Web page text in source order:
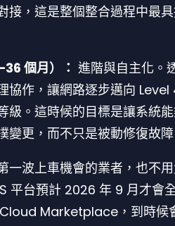
接，這是整個整合過程中最
個月）： 進階與自主化。
協作，讓網路逐步邁向 Level
級。這時候的目標是讓系統
變更，而不只是被動修復故
一波上車機會的業者，也不
平台預計 2026 年 9 月才會
Marketplace，到時候